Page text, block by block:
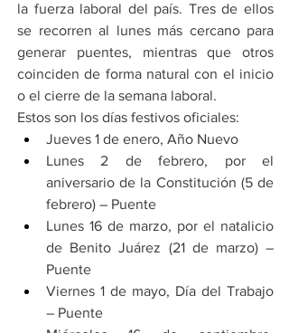
la fuerza laboral del país. Tres de ellos
se recorren al lunes más cercano para
generar puentes, mientras que otros
coinciden de forma natural con el inicio
o el cierre de la semana laboral.
Estos son los días festivos oficiales:
Jueves 1 de enero, Año Nuevo
Lunes 2 de febrero, por el
aniversario de la Constitución (5 de
febrero) – Puente
Lunes 16 de marzo, por el natalicio
de Benito Juárez (21 de marzo) –
Puente
Viernes 1 de mayo, Día del Trabajo
– Puente